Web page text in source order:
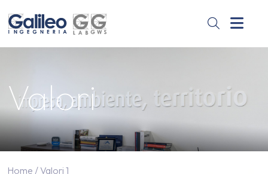
Valori
Home / Valori 1